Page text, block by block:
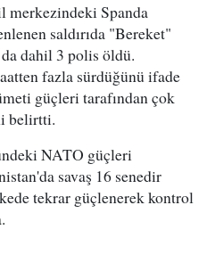
merkezindeki Spanda
saldırıda "Bereket"
dahil 3 polis öldü.
fazla sürdüğünü ifade
güçleri tarafından çok
belirtti.
NATO güçleri
savaş 16 senedir
tekrar güçlenerek kontrol